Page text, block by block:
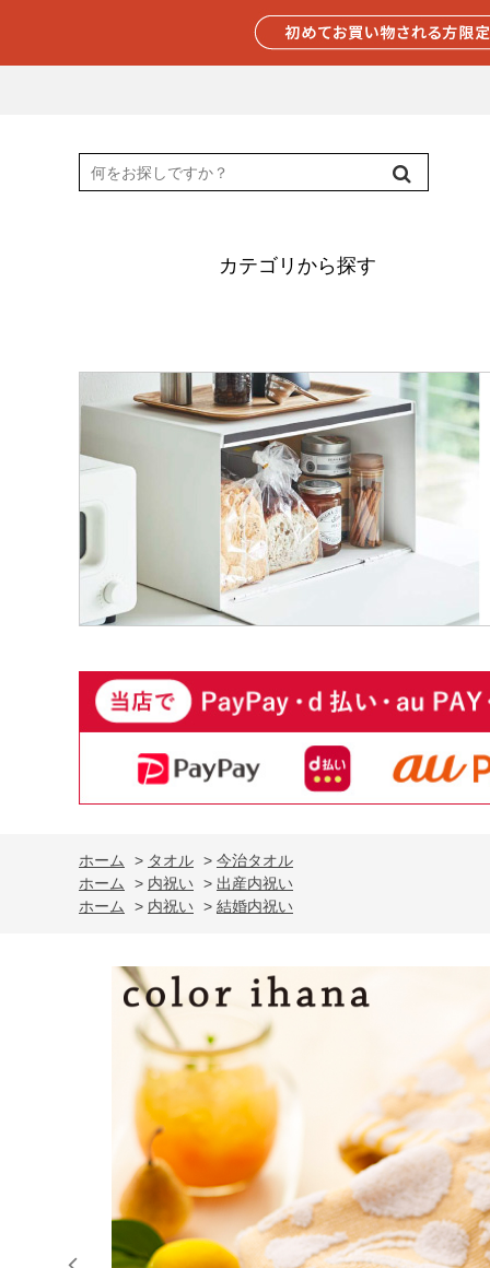
カテゴリから探す
ホーム > タオル > 今治タオル
ホーム
> 内祝い > 出産内祝い
ホーム
> 内祝い > 結婚内祝い